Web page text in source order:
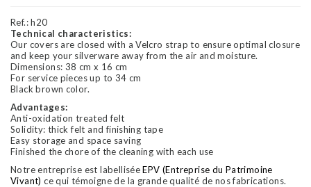
Ref.:h20
Technical characteristics:
Our covers are closed with a Velcro strap to ensure optimal closure
and keep your silverware away from the air and moisture.
Dimensions: 38 cm x 16 cm
For service pieces up to 34 cm
Black brown color.
Advantages:
Anti-oxidation treated felt
Solidity: thick felt and finishing tape
Easy storage and space saving
Finished the chore of the cleaning with each use
Notre entreprise est labelliséeEPV (Entreprise du Patrimoine
Vivant) ce qui témoigne de la grande qualité de nos fabrications.